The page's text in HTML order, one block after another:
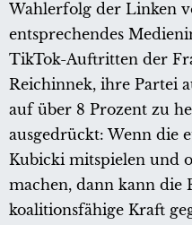
Wahlerfolg der Linken
entsprechendes
TikTok-Auftritten der
Reichinnek, ihre Partei
auf über 8 Prozent zu
ausgedrückt: Wenn die
Kubicki mitspielen und
machen, dann kann die
koalitionsfähige Kraft